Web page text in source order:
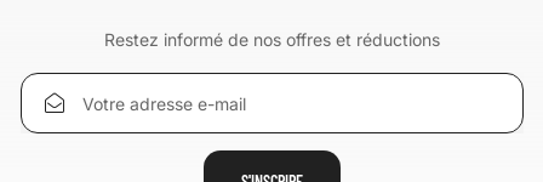
Restez informé de nos offres et réductions